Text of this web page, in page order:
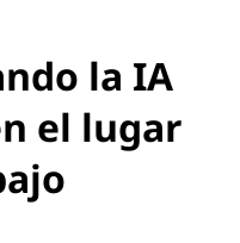
la IA
el lugar